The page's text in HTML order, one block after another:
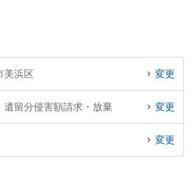
美浜区 変更
遺留分侵害額請求・放棄 変更
変更